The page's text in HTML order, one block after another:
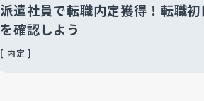
派遣社員で転職内定獲得！転職
を確認しよう
内定